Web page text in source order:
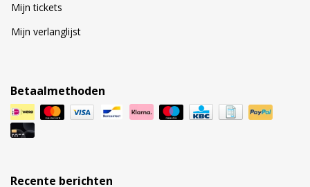
Mijn tickets
Mijn verlanglijst
Betaalmethoden
Recente berichten